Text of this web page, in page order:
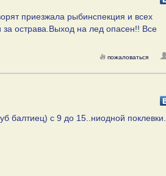
приезжала рыбинспекция и всех
острава.Выход на лед опасен!! Все
пожаловаться
балтиец) с 9 до 15..ниодной поклевки...